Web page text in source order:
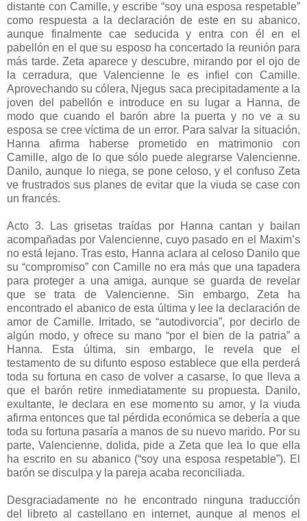
distante con Camille, y escribe “soy una esposa respetable”
como respuesta a la declaración de este en su abanico,
aunque finalmente cae seducida y entra con él en el
pabellón en el que su esposo ha concertado la reunión para
más tarde. Zeta aparece y descubre, mirando por el ojo de
la cerradura, que Valencienne le es infiel con Camille.
Aprovechando su cólera, Njegus saca precipitadamente a la
joven del pabellón e introduce en su lugar a Hanna, de
modo que cuando el barón abre la puerta y no ve a su
esposa se cree víctima de un error. Para salvar la situación,
Hanna afirma haberse prometido en matrimonio con
Camille, algo de lo que sólo puede alegrarse Valencienne.
Danilo, aunque lo niega, se pone celoso, y el confuso Zeta
ve frustrados sus planes de evitar que la viuda se case con
un francés.
Acto 3. Las grisetas traídas por Hanna cantan y bailan
acompañadas por Valencienne, cuyo pasado en el Maxim’s
no está lejano. Tras esto, Hanna aclara al celoso Danilo que
su “compromiso” con Camille no era más que una tapadera
para proteger a una amiga, aunque se guarda de revelar
que se trata de Valencienne. Sin embargo, Zeta ha
encontrado el abanico de esta última y lee la declaración de
amor de Camille. Irritado, se “autodivorcia”, por decirlo de
algún modo, y ofrece su mano “por el bien de la patria” a
Hanna. Esta última, sin embargo, le revela que el
testamento de su difunto esposo establece que ella perderá
toda su fortuna en caso de volver a casarse, lo que lleva a
que el barón retire inmediatamente su propuesta. Danilo,
exultante, le declara en ese momento su amor, y la viuda
afirma entonces que tal pérdida económica se debería a que
toda su fortuna pasaría a manos de su nuevo marido. Por su
parte, Valencienne, dolida, pide a Zeta que lea lo que ella
ha escrito en su abanico (“soy una esposa respetable”). El
barón se disculpa y la pareja acaba reconciliada.
Desgraciadamente no he encontrado ninguna traducción
del libreto al castellano en internet, aunque al menos el